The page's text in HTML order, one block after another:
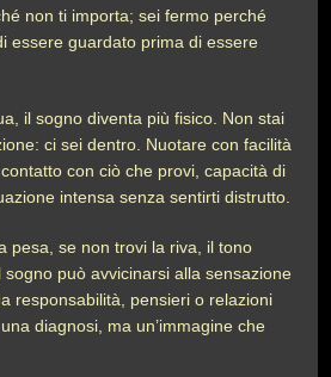
non ti importa; sei fermo perché
essere guardato prima di essere
il sogno diventa più fisico. Non stai
ci sei dentro. Nuotare con facilità
con ciò che provi, capacità di
intensa senza sentirti distrutto.
pesa, se non trovi la riva, il tono
può avvicinarsi alla sensazione
responsabilità, pensieri o relazioni
diagnosi, ma un’immagine che